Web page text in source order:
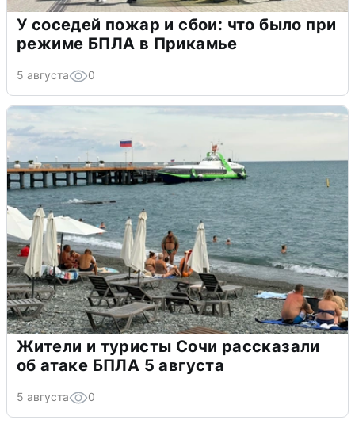
У соседей пожар и сбои: что было при
режиме БПЛА в Прикамье
5 августа 0
Жители и туристы Сочи рассказали
об атаке БПЛА 5 августа
5 августа 0